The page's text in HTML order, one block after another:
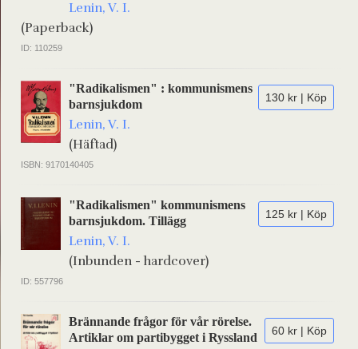
Lenin, V. I.
(Paperback)
ID: 110259
130 kr | Köp
"Radikalismen" : kommunismens
barnsjukdom
Lenin, V. I.
(Häftad)
ISBN: 9170140405
125 kr | Köp
"Radikalismen" kommunismens
barnsjukdom. Tillägg
Lenin, V. I.
(Inbunden - hardcover)
ID: 557796
60 kr | Köp
Brännande frågor för vår rörelse.
Artiklar om partibygget i Ryssland